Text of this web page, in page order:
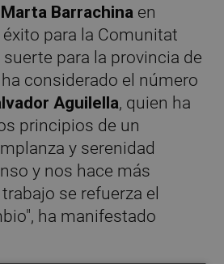
Marta Barrachina en
para la Comunitat
para la provincia de
considerado el número
Aguilella, quien ha
principios de un
y serenidad
y nos hace más
se refuerza el
ha manifestado